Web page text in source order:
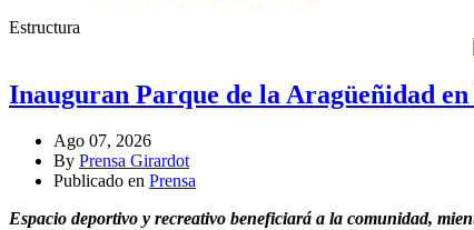
Estructura
Inauguran Parque de la Aragüeñidad
Ago 07, 2026
By Prensa Girardot
Publicado en Prensa
Espacio deportivo y recreativo beneficiará a la comunidad,